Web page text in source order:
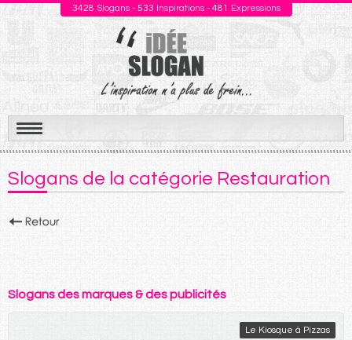
3428 Slogans - 533 Inspirations - 481 Expressions
Aller
au
contenu
Slogans de la catégorie Restauration
Slogans des marques & des publicités
Le Kiosque à Pizzas